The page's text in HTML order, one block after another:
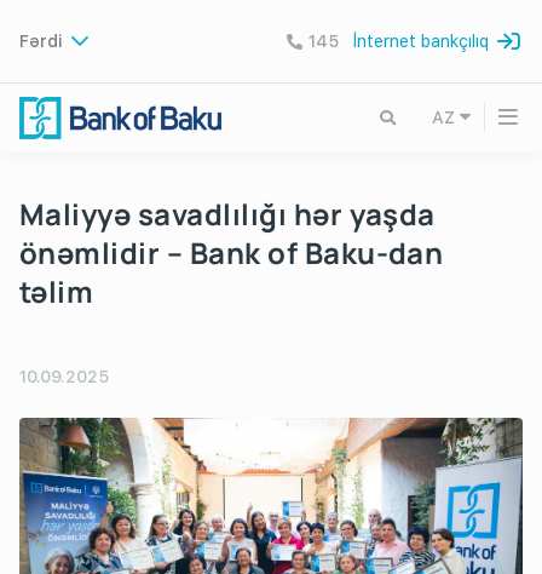
Fərdi 145 İnternet bankçılıq
AZ
Maliyyə savadlılığı hər yaşda
önəmlidir – Bank of Baku-dan
təlim
10.09.2025